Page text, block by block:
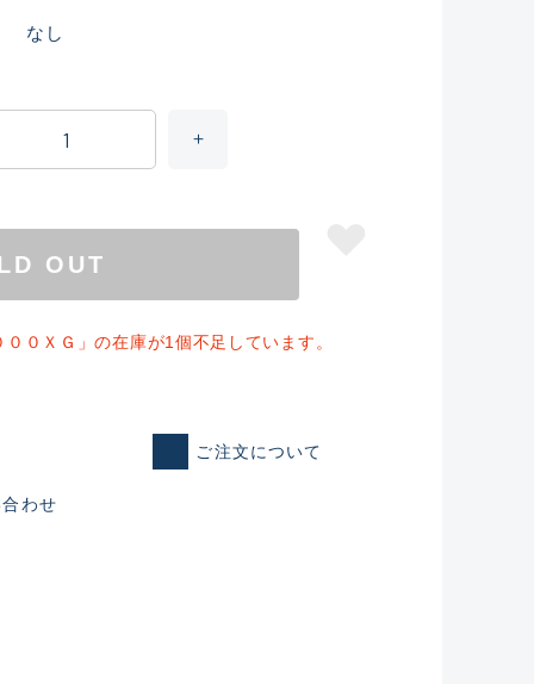
れた未使用
なし
OUT
００ＸＧ」の在庫が1個不足しています。
ご注文について
わせ